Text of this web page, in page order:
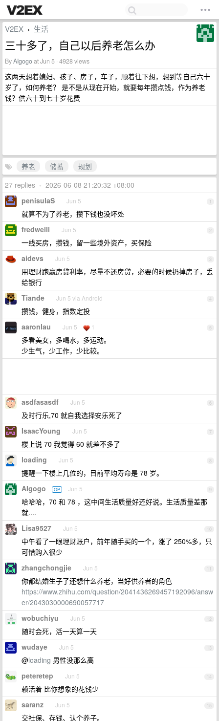
V2EX › 生活
三十多了，自己以后养老怎么办
ByAIgogoat Jun 5 · 4928 views
这两天想着媳妇、孩子、房子，车子，顺着往下想，想到等自己六十
岁了，如何养老？ 是不是从现在开始，就要每年攒点钱，作为养老
钱？供六十到七十岁花费
养老 储蓄
规划
27 replies • 2026-06-08 21:20:32 +08:00
1
penisulaS Jun 5
就算不为了养老，攒下钱也没坏处
2
fredweili Jun 5
一线买房，攒钱，留一些境外资产，买保险
3
aidevs Jun 5
用理财跑赢房贷利率，尽量不还房贷，必要的时候扔掉房子，丢
给银行
4
Tiande Jun 5 via Android
攒钱，健身，指数定投
5
aaronlau Jun 5 1
多看美女，多喝水，多运动。
少生气，少工作，少比较。
6
asdfasasdf Jun 5
及时行乐,70 就自我选择安乐死了
7
IsaacYoung Jun 5
楼上说 70 我觉得 60 就差不多了
8
loading Jun 5
提醒一下楼上几位的，目前平均寿命是 78 岁。
9
AIgogo OP Jun 5
哈哈哈，70 和 78 ，这中间生活质量好还好说。生活质量差那
就....
10
Lisa9527 Jun 5
中午看了一眼理财账户，前年随手买的一个，涨了 250%多，只
可惜购入很少
11
zhangchongjie Jun 5
你都结婚生子了还想什么养老，当好供养者的角色
https://www.zhihu.com/question/2041436269457192096/answ
er/2043030000690057717
12
wobuchiyu Jun 5
随时会死，活一天算一天
13
wudaye Jun 5
@loading 男性没那么高
14
peteretep Jun 5
赖活着 比你想象的花钱少
15
saranz Jun 5
交社保、存钱、认个养子。